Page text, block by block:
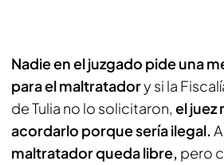
Nadie en el juzgado pide una
para el maltratadory si la
de Tulia no lo solicitaron, el juez
acordarlo porque sería ilegal.
maltratador queda libre, pero